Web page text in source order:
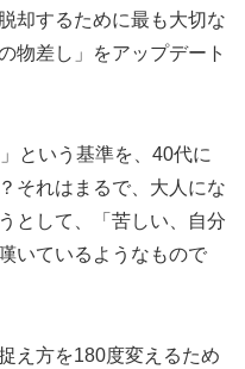
却するために最も大切な
物差し」をアップデート
という基準を、40代に
それはまるで、大人にな
として、「苦しい、自分
いているようなもので
え方を180度変えるため